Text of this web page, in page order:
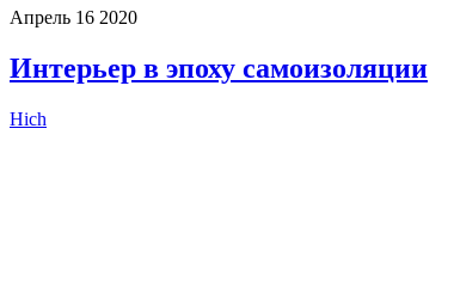
Апрель 16 2020
Интерьер в эпоху самоизоляции
Hich